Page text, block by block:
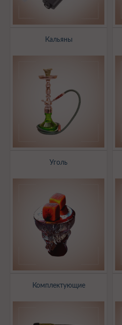
Кальяны
Уголь
Комплектующие